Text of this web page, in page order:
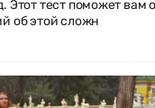
Этот тест поможет вам
об этой сложн